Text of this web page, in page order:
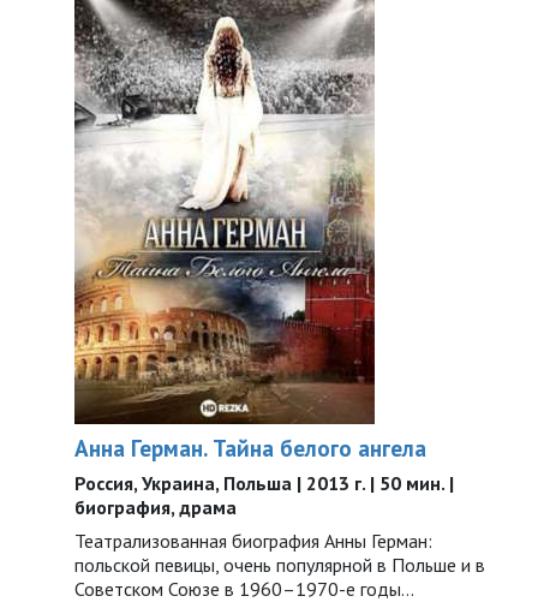
Анна Герман. Тайна белого ангела
Россия, Украина, Польша | 2013 г. | 50 мин. |
биография, драма
Театрализованная биография Анны Герман:
польской певицы, очень популярной в Польше и в
Советском Союзе в 1960–1970-е годы…